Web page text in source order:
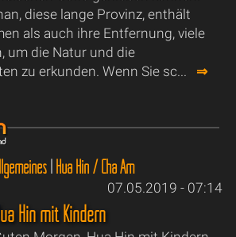
diese lange Provinz, enthält
als auch ihre Entfernung, viele
um die Natur und die
zu erkunden. Wenn Sie sc... ⇒
|Hua Hin / Cha Am
07.05.2019 - 07:14
Hin mit Kindern